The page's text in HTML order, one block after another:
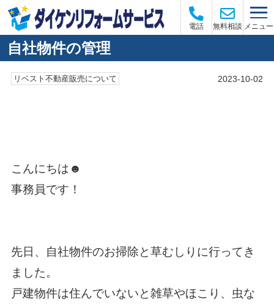
電話 無料相談 メニュー
自社物件の管理
リベスト不動産販売について 2023-10-02
こんにちは☻
事務員です！
先日、自社物件のお掃除と草むしりに行ってき
ました。
戸建物件は住んでいないと雑草やほこり、虫な